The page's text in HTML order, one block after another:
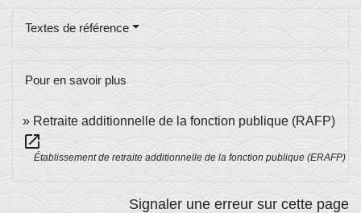
Textes de référence
Pour en savoir plus
Retraite additionnelle de la fonction publique (RAFP)
open_in_new
Établissement de retraite additionnelle de la fonction publique (ERAFP)
Signaler une erreur sur cette page